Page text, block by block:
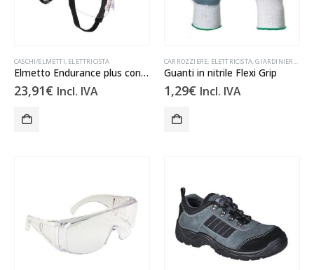
CASCHI/ELMETTI, ELETTRICISTA
Elmetto Endurance plus con Visiera
23,91€ Incl. IVA
CARROZZIERE, ELETTRICISTA,GIARDINIERE ,
Guanti in nitrile Flexi Grip
1,29€ Incl. IVA